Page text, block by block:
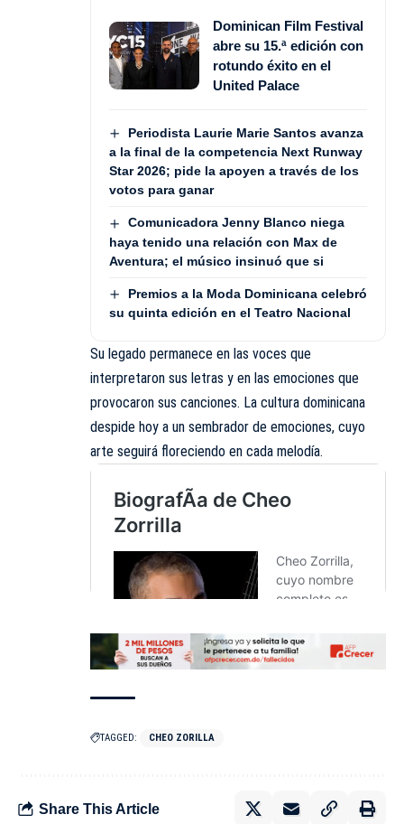
Dominican Film Festival
abre su 15.ª edición con
rotundo éxito en el
United Palace
Periodista Laurie Marie Santos avanza
a la final de la competencia Next Runway
Star 2026; pide la apoyen a través de los
votos para ganar
Comunicadora Jenny Blanco niega
haya tenido una relación con Max de
Aventura; el músico insinuó que si
Premios a la Moda Dominicana celebró
su quinta edición en el Teatro Nacional
Su legado permanece en las voces que
interpretaron sus letras y en las emociones que
provocaron sus canciones. La cultura dominicana
despide hoy a un sembrador de emociones, cuyo
arte seguirá floreciendo en cada melodía.
TAGGED: CHEO ZORILLA
Share This Article